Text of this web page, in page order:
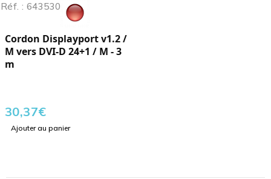
Réf. : 643530
Cordon Displayport v1.2 /
M vers DVI-D 24+1 / M - 3
m
30,37€
Ajouter au panier